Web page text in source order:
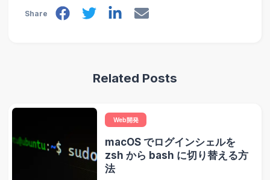
Share
Related Posts
Web開発
macOS でログインシェルを
zsh から bash に切り替える方
法